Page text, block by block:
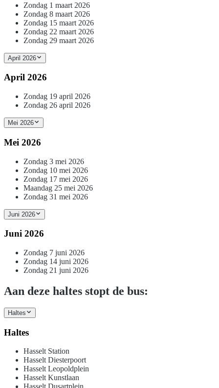
Zondag 1 maart 2026
Zondag 8 maart 2026
Zondag 15 maart 2026
Zondag 22 maart 2026
Zondag 29 maart 2026
April 2026
April 2026
Zondag 19 april 2026
Zondag 26 april 2026
Mei 2026
Mei 2026
Zondag 3 mei 2026
Zondag 10 mei 2026
Zondag 17 mei 2026
Maandag 25 mei 2026
Zondag 31 mei 2026
Juni 2026
Juni 2026
Zondag 7 juni 2026
Zondag 14 juni 2026
Zondag 21 juni 2026
Aan deze haltes stopt de bus:
Haltes
Haltes
Hasselt Station
Hasselt Diesterpoort
Hasselt Leopoldplein
Hasselt Kunstlaan